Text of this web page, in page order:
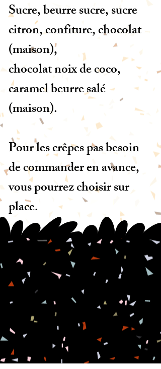
Sucre, beurre sucre, sucre
citron, confiture, chocolat
(maison),
chocolat noix de coco,
caramel beurre salé
(maison).
Pour les crêpes pas besoin
de commander en avance,
vous pourrez choisir sur
place.